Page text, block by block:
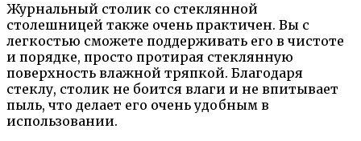
Журнальный столик со стеклянной
столешницей также очень практичен. Вы с
легкостью сможете поддерживать его в чистоте
и порядке, просто протирая стеклянную
поверхность влажной тряпкой. Благодаря
стеклу, столик не боится влаги и не впитывает
пыль, что делает его очень удобным в
использовании.